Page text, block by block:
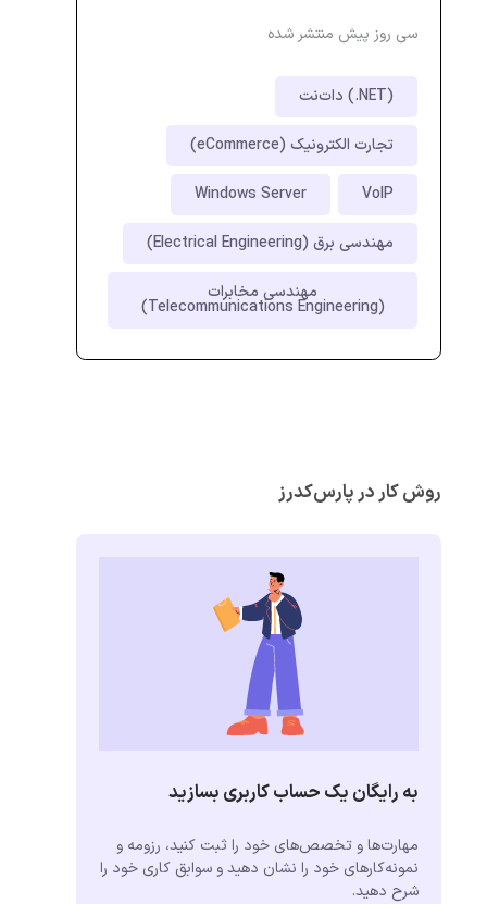
سی روز پیش منتشر شده
دات‌نت (.NET)
تجارت الکترونیک (eCommerce)
VoIP
Windows Server
مهندسی برق (Electrical Engineering)
مهندسی مخابرات
(Telecommunications Engineering)
روش کار در پارس‌کدرز
به رایگان یک حساب کاربری بسازید
مهارت‌ها و تخصص‌های خود را ثبت کنید، رزومه و
نمونه‌کارهای خود را نشان دهید و سوابق کاری خود را
شرح دهید.